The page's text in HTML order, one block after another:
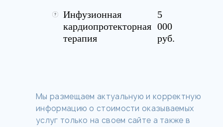
Инфузионная
кардиопротекторная
терапия
5
000
руб.
Мы размещаем актуальную и корректную
информацию о стоимости оказываемых
услуг только на своем сайте а также в